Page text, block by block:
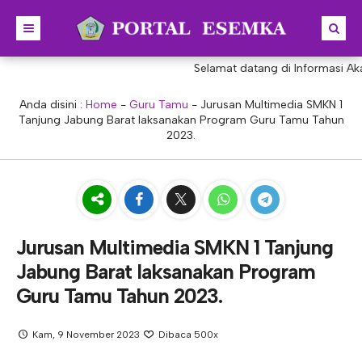
BERITA
SEJARAH
VISI & MISI
KEPALA SEKOLAH
Tupoksi Kepala Sekolah
WAKIL KEPALASEKOLAH
AKREDITASI
PROGRAM SEKOLAH
KONSENTRASI KEAHLIAN
AKUNTANSI
BISNIS DIGITAL
DESAIN KOMUNIKASI VISUAL
E-LEARNING
E-PKL
Selamat datang di Informasi
Anda disini : Home - Guru Tamu - Jurusan Multimedia SMKN 1
Tanjung Jabung Barat laksanakan Program Guru Tamu Tahun
2023.
Jurusan Multimedia SMKN 1 Tanjung
Jabung Barat laksanakan Program
Guru Tamu Tahun 2023.
Kam, 9 November 2023 Dibaca 500x